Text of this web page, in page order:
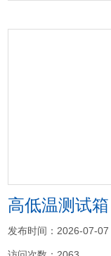
高低温测试箱
发布时间：2026-07-07